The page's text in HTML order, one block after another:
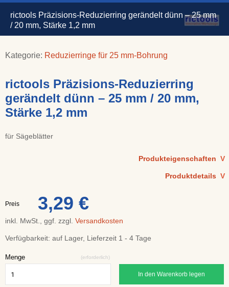
rictools Präzisions-Reduzierring gerändelt dünn – 25 mm
/ 20 mm, Stärke 1,2 mm
Kategorie: Reduzierringe für 25 mm-Bohrung
rictools Präzisions-Reduzierring
gerändelt dünn – 25 mm / 20 mm,
Stärke 1,2 mm
für Sägeblätter
Produkteigenschaften V
Produktdetails V
Preis 3,29 €
inkl. MwSt., ggf. zzgl. Versandkosten
Verfügbarkeit: auf Lager, Lieferzeit 1 - 4 Tage
Menge (erforderlich)
In den Warenkorb legen